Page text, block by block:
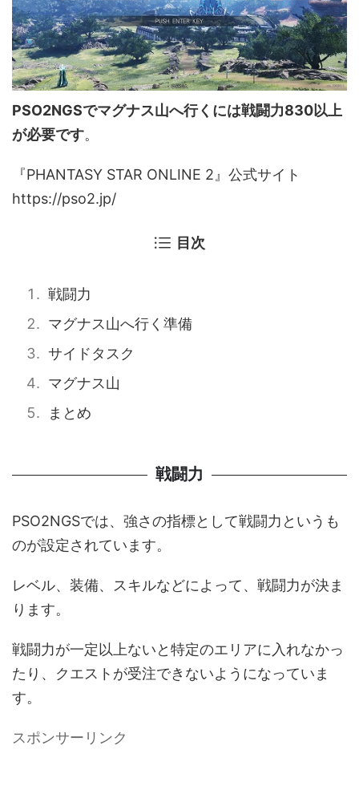
PSO2NGSでマグナス山へ行くには戦闘力830以上
が必要です。
『PHANTASY STAR ONLINE 2』公式サイト
https://pso2.jp/
目次
戦闘力
マグナス山へ行く準備
サイドタスク
マグナス山
まとめ
戦闘力
PSO2NGSでは、強さの指標として戦闘力というも
のが設定されています。
レベル、装備、スキルなどによって、戦闘力が決ま
ります。
戦闘力が一定以上ないと特定のエリアに入れなかっ
たり、クエストが受注できないようになっていま
す。
スポンサーリンク